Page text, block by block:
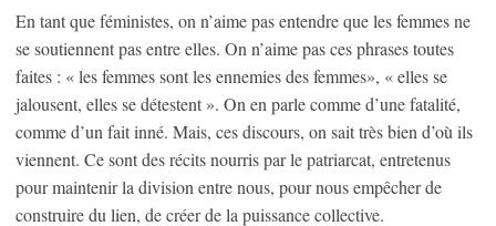
En tant que féministes, on n’aime pas entendre que les femmes ne
se soutiennent pas entre elles. On n’aime pas ces phrases toutes
faites : « les femmes sont les ennemies des femmes», « elles se
jalousent, elles se détestent ». On en parle comme d’une fatalité,
comme d’un fait inné. Mais, ces discours, on sait très bien d’où ils
viennent. Ce sont des récits nourris par le patriarcat, entretenus
pour maintenir la division entre nous, pour nous empêcher de
construire du lien, de créer de la puissance collective.